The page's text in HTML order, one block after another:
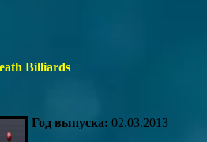
Billiards
Год выпуска: 02.03.2013